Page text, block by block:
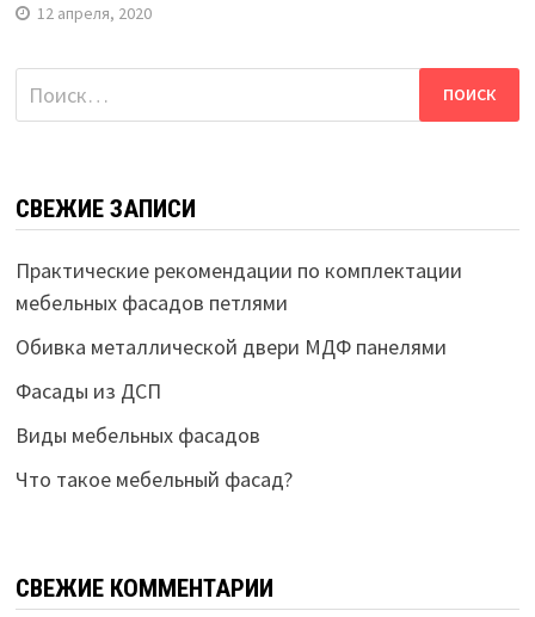
12 апреля, 2020
Найти:
СВЕЖИЕ ЗАПИСИ
Практические рекомендации по комплектации
мебельных фасадов петлями
Обивка металлической двери МДФ панелями
Фасады из ДСП
Виды мебельных фасадов
Что такое мебельный фасад?
СВЕЖИЕ КОММЕНТАРИИ